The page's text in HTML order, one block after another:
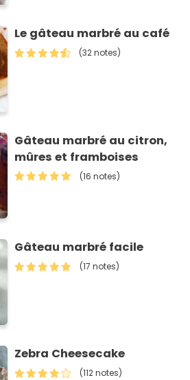
Le gâteau marbré au café
(32 notes)
Gâteau marbré au citron,
mûres et framboises
(16 notes)
Gâteau marbré facile
(17 notes)
Zebra Cheesecake
(112 notes)